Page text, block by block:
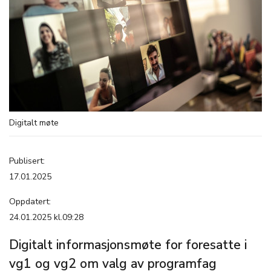
Digitalt møte
Publisert:
17.01.2025
Oppdatert:
24.01.2025 kl.09:28
Digitalt informasjonsmøte for foresatte i
vg1 og vg2 om valg av programfag